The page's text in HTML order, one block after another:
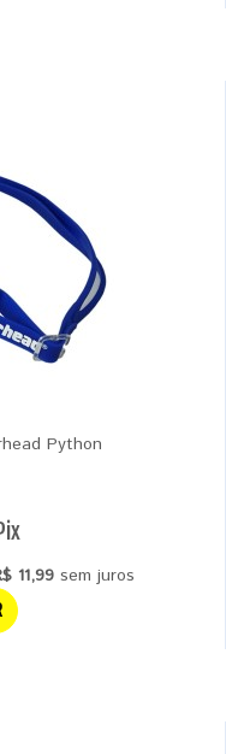
Python
11,99sem juros